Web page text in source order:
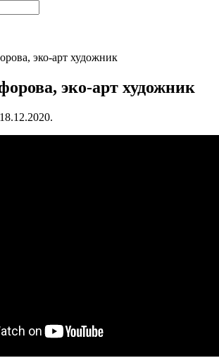
эко-арт художник
эко-арт художник
18.12.2020.